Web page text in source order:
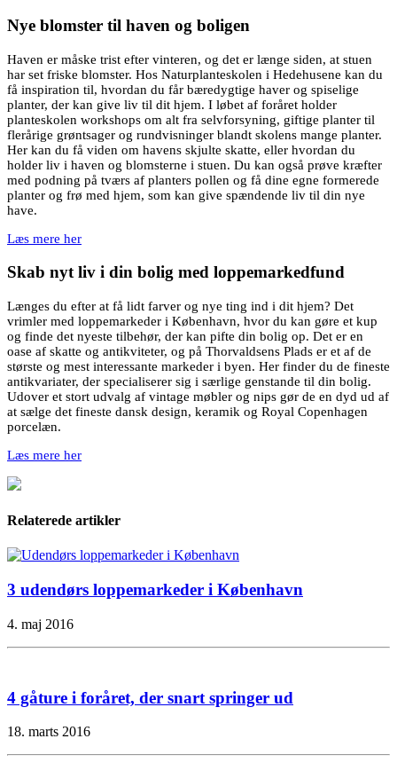
Nye blomster til haven og boligen
Haven er måske trist efter vinteren, og det er længe siden, at stuen
har set friske blomster. Hos Naturplanteskolen i Hedehusene kan du
få inspiration til, hvordan du får bæredygtige haver og spiselige
planter, der kan give liv til dit hjem. I løbet af foråret holder
planteskolen workshops om alt fra selvforsyning, giftige planter til
flerårige grøntsager og rundvisninger blandt skolens mange planter.
Her kan du få viden om havens skjulte skatte, eller hvordan du
holder liv i haven og blomsterne i stuen. Du kan også prøve kræfter
med podning på tværs af planters pollen og få dine egne formerede
planter og frø med hjem, som kan give spændende liv til din nye
have.
Læs mere her
Skab nyt liv i din bolig med loppemarkedfund
Længes du efter at få lidt farver og nye ting ind i dit hjem? Det
vrimler med loppemarkeder i København, hvor du kan gøre et kup
og finde det nyeste tilbehør, der kan pifte din bolig op. Det er en
oase af skatte og antikviteter, og på Thorvaldsens Plads er et af de
største og mest interessante markeder i byen. Her finder du de fineste
antikvariater, der specialiserer sig i særlige genstande til din bolig.
Udover et stort udvalg af vintage møbler og nips gør de en dyd ud af
at sælge det fineste dansk design, keramik og Royal Copenhagen
porcelæn.
Læs mere her
Relaterede artikler
3 udendørs loppemarkeder i København
4. maj 2016
4 gåture i foråret, der snart springer ud
18. marts 2016